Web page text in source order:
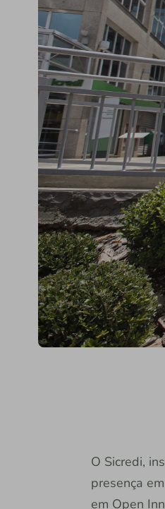
O Sicredi,
presença
em Open